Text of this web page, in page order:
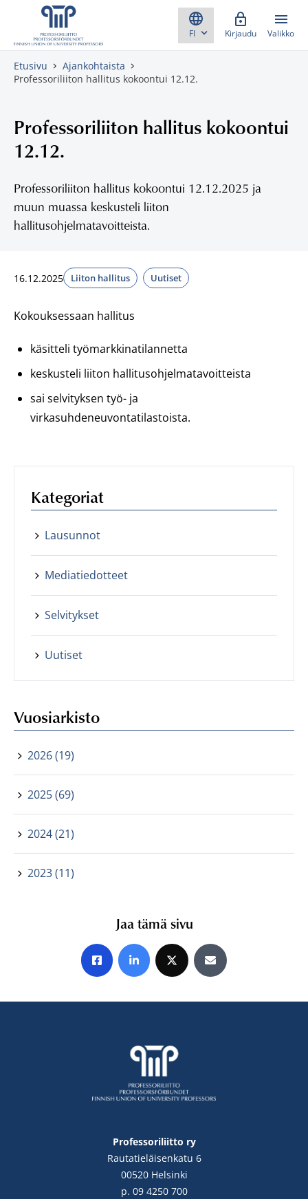
Skippaa sisältö
Kirjaudu Valikko
Etusivu
Ajankohtaista
Professoriliiton hallitus kokoontui 12.12.
Professoriliiton hallitus kokoontui
12.12.
Professoriliiton hallitus kokoontui 12.12.2025 ja
muun muassa keskusteli liiton
hallitusohjelmatavoitteista.
16.12.2025 Liiton hallitus Uutiset
Kokouksessaan hallitus
käsitteli työmarkkinatilannetta
keskusteli liiton hallitusohjelmatavoitteista
sai selvityksen työ- ja
virkasuhdeneuvontatilastoista.
Kategoriat
Lausunnot
Mediatiedotteet
Selvitykset
Uutiset
Vuosiarkisto
2026 (19)
2025 (69)
2024 (21)
2023 (11)
Jaa tämä sivu
Jaa Facebookissa
Jaa LinkedInissä
Jaa X:ssäJaa sähköpostitse
Professoriliitto ry
Rautatieläisenkatu 6
00520 Helsinki
p. 09 4250 700